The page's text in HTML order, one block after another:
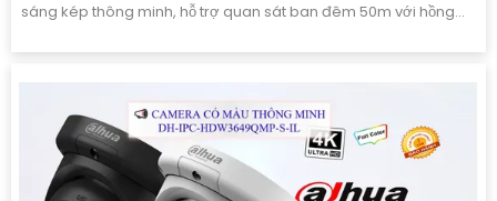
sáng kép thông minh, hỗ trợ quan sát ban đêm 50m với hồng...